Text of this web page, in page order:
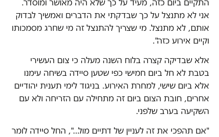
התקיים ביום כזה, מעיד על כך שלא היה מאושר ומוסדר.
אני לא מתנצל על כך שבדקתי את הדברים ואמשיך לבדוק
אותם, לא מתנצל. מי שצריך להתנצל זה מי שחרג מסמכותו
וקיים אירוע כזה".
אלא שבדיקה קצרה בלוח השנה מעלה כי צום העשירי
בטבת לא חל ביום חמישי כפי שטען סיידה בשיחה עימנו
אלא ביום שישי, למחרת האירוע. בניגוד לימי תענית יהודיים
אחרים, חובת הצום ביום זה מתחילה עם הזריחה ולא עם
השקיעה בערב שלפני.
"אם תהפכי את זה לעניין של דתיים מול…", החל סיידה לומר